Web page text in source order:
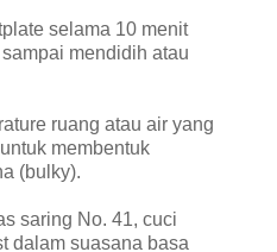
selama 10 menit
mendidih atau
ruang atau air yang
membentuk
(bulky).
saring No. 41, cuci
dalam suasana basa